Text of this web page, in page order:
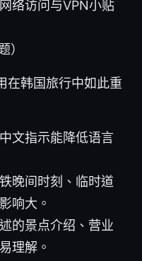
络访问与VPN小贴
）
在韩国旅行中如此重
文指示能降低语言
晚间时刻、临时道
响大。
的景点介绍、营业
理解。